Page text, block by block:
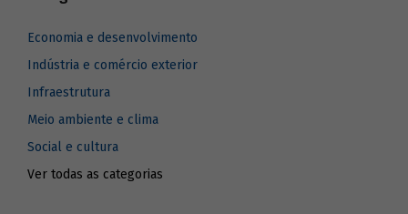
Economia e desenvolvimento
Indústria e comércio exterior
Infraestrutura
Meio ambiente e clima
Social e cultura
Ver todas as categorias